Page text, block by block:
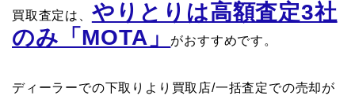
買取査定は、 やりとりは高額査定3社
のみ「MOTA」
がおすすめです。
ディーラーでの下取りより買取店/一括査定での売却が